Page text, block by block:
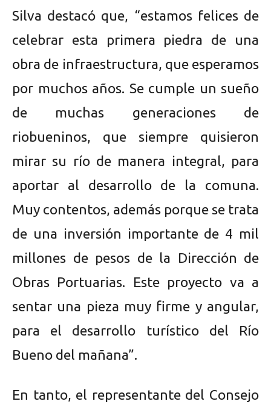
Silva destacó que, “estamos felices de
celebrar esta primera piedra de una
obra de infraestructura, que esperamos
por muchos años. Se cumple un sueño
de muchas generaciones de
riobueninos, que siempre quisieron
mirar su río de manera integral, para
aportar al desarrollo de la comuna.
Muy contentos, además porque se trata
de una inversión importante de 4 mil
millones de pesos de la Dirección de
Obras Portuarias. Este proyecto va a
sentar una pieza muy firme y angular,
para el desarrollo turístico del Río
Bueno del mañana”.
En tanto, el representante del Consejo